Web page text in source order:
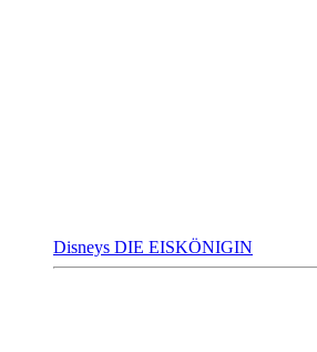
Disneys DIE EISKÖNIGIN